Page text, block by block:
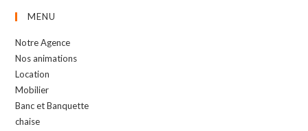
MENU
Notre Agence
Nos animations
Location
Mobilier
Banc et Banquette
chaise